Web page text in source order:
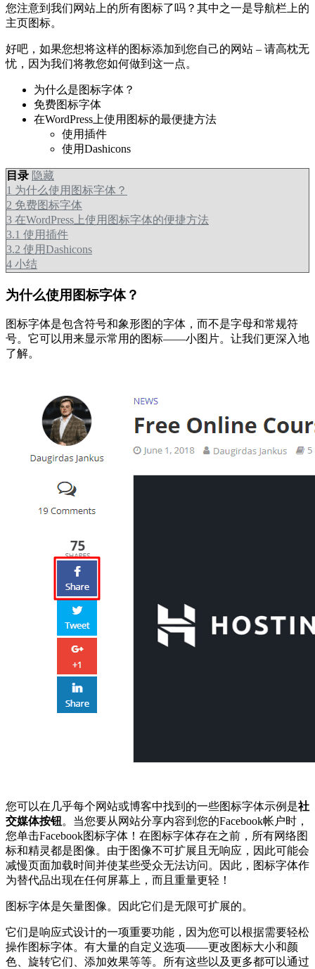
您注意到我们网站上的所有图标了吗？其中之一是导航栏上的
主页图标。
好吧，如果您想将这样的图标添加到您自己的网站 – 请高枕无
忧，因为我们将教您如何做到这一点。
为什么是图标字体？
免费图标字体
在WordPress上使用图标的最便捷方法
使用插件
使用Dashicons
目录 隐藏
1 为什么使用图标字体？
2 免费图标字体
3 在WordPress上使用图标字体的便捷方法
3.1 使用插件
3.2 使用Dashicons
4 小结
为什么使用图标字体？
图标字体是包含符号和象形图的字体，而不是字母和常规符
号。它可以用来显示常用的图标——小图片。让我们更深入地
了解。
您可以在几乎每个网站或博客中找到的一些图标字体示例是社
交媒体按钮。当您要从网站分享内容到您的Facebook帐户时，
您单击Facebook图标字体！在图标字体存在之前，所有网络图
标和精灵都是图像。由于图像不可扩展且无响应，因此可能会
减慢页面加载时间并使某些受众无法访问。因此，图标字体作
为替代品出现在任何屏幕上，而且重量更轻！
图标字体是矢量图像。因此它们是无限可扩展的。
它们是响应式设计的一项重要功能，因为您可以根据需要轻松
操作图标字体。有大量的自定义选项——更改图标大小和颜
色、旋转它们、添加效果等等。所有这些以及更多都可以通过